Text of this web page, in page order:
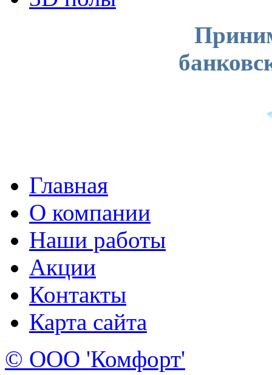
Главная
О компании
Наши работы
Акции
Контакты
Карта сайта
© ООО 'Комфорт'